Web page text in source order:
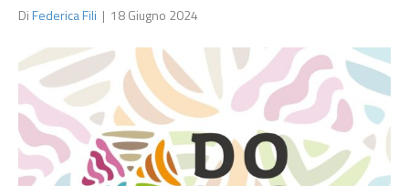
DiFederica Fili | 18 Giugno 2024